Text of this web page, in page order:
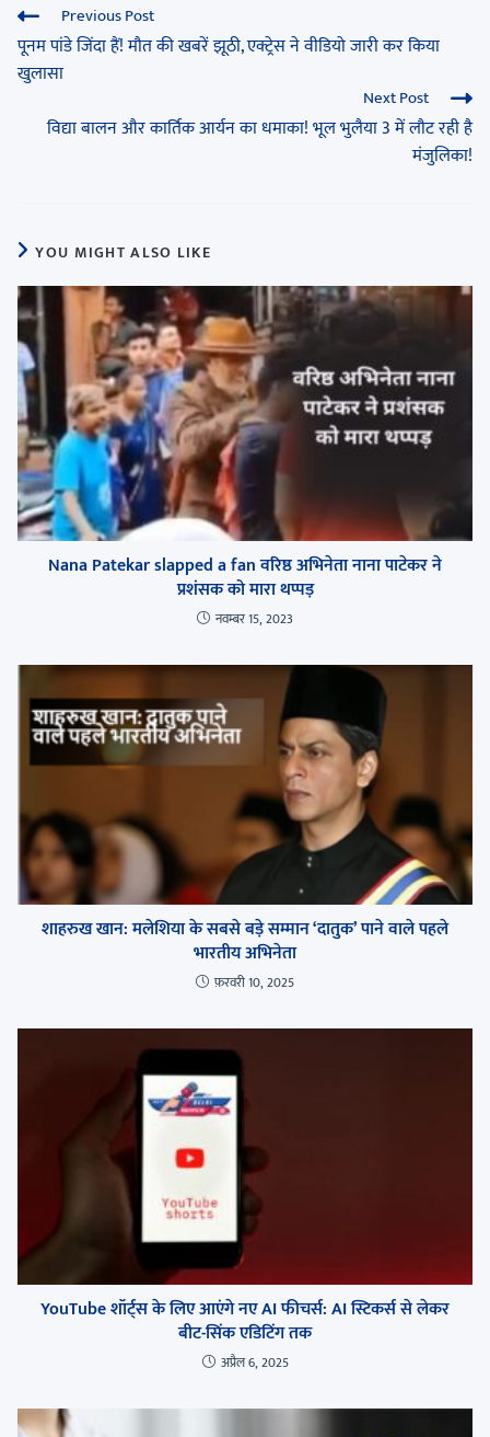
Previous Post
पूनम पांडे जिंदा हैं! मौत की खबरें झूठी, एक्ट्रेस ने वीडियो जारी कर किया
खुलासा
Next Post
विद्या बालन और कार्तिक आर्यन का धमाका! भूल भुलैया 3 में लौट रही है
मंजुलिका!
YOU MIGHT ALSO LIKE
Nana Patekar slapped a fan वरिष्ठ अभिनेता नाना पाटेकर ने
प्रशंसक को मारा थप्पड़
नवम्बर 15, 2023
शाहरुख खान: मलेशिया के सबसे बड़े सम्मान ‘दातुक’ पाने वाले पहले
भारतीय अभिनेता
फ़रवरी 10, 2025
YouTube शॉर्ट्स के लिए आएंगे नए AI फीचर्स: AI स्टिकर्स से लेकर
बीट-सिंक एडिटिंग तक
अप्रैल 6, 2025